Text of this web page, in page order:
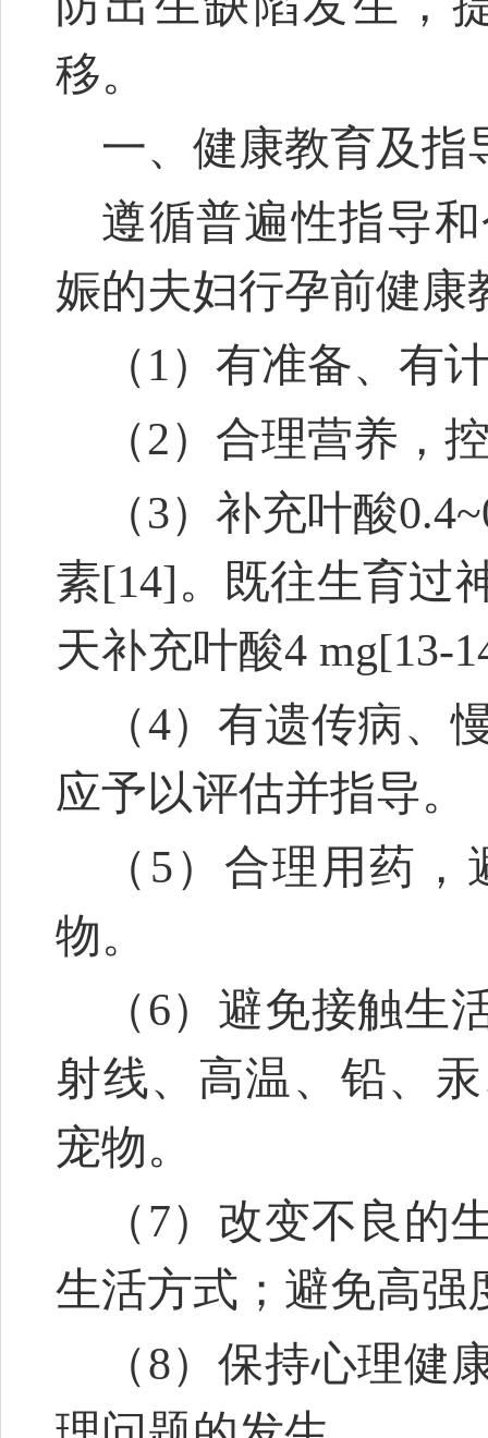
移。
一、健康教育及指
遵循普遍性指导
娠的夫妇行孕前健康
（1）有准备、有
（2）合理营养，
（3）补充叶酸
素[14]。既往生育过
天补充叶酸4 mg[13-
（4）有遗传病、
应予以评估并指导。
（5）合理用药
物。
（6）避免接触生
射线、高温、铅、
宠物。
（7）改变不良的
生活方式；避免高强
（8）保持心理健